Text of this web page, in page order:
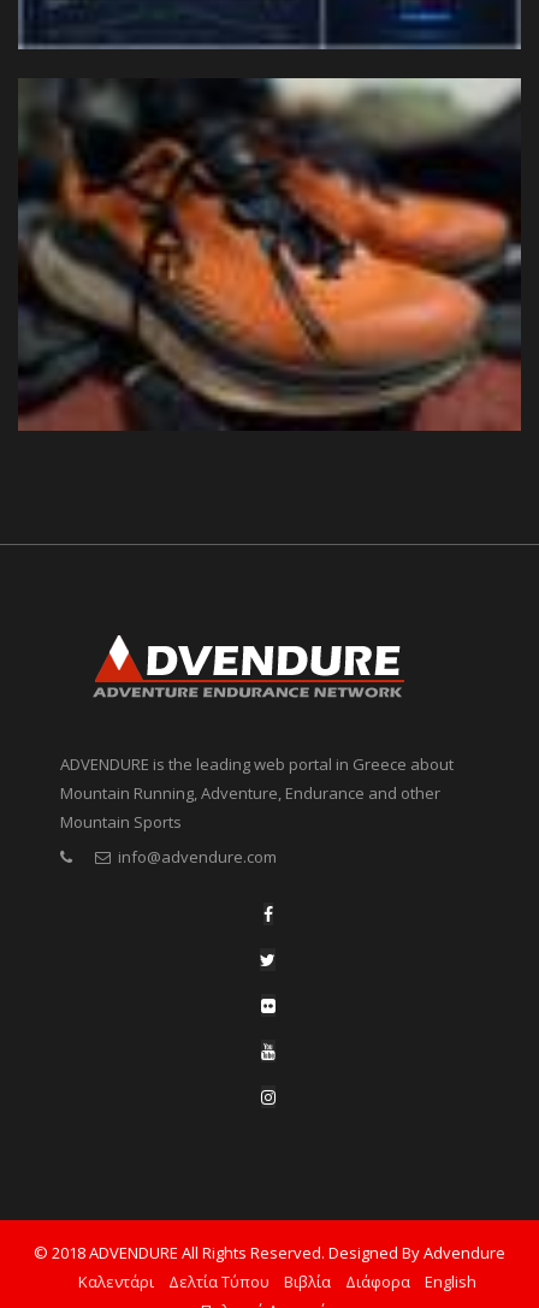
ADVENDURE is the leading web portal in Greece about
Mountain Running, Adventure, Endurance and other
Mountain Sports
info@advendure.com
© 2018 ADVENDURE All Rights Reserved. Designed By Advendure
Καλεντάρι
Δελτία Τύπου Βιβλία Διάφορα
English